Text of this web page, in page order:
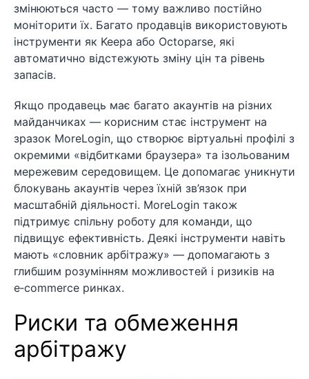
змінюються часто — тому важливо постійно
моніторити їх. Багато продавців використовують
інструменти як Keepa або Octoparse, які
автоматично відстежують зміну цін та рівень
запасів.
Якщо продавець має багато акаунтів на різних
майданчиках — корисним стає інструмент на
зразок MoreLogin, що створює віртуальні профілі з
окремими «відбитками браузера» та ізольованим
мережевим середовищем. Це допомагає уникнути
блокувань акаунтів через їхній зв’язок при
масштабній діяльності. MoreLogin також
підтримує спільну роботу для команди, що
підвищує ефективність. Деякі інструменти навіть
мають «словник арбітражу» — допомагають з
глибшим розумінням можливостей і ризиків на
e‑commerce ринках.
Риски та обмеження
арбітражу